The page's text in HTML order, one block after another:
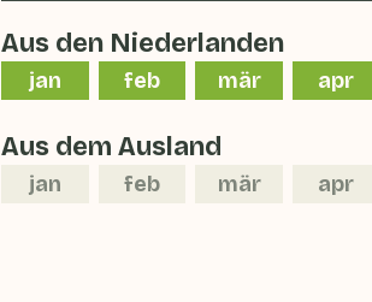
Aus den Niederlanden
jan feb mär apr
Aus dem Ausland
jan feb mär apr